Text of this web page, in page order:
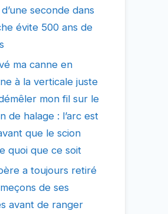
seconde dans
évite 500 ans de
ma canne en
à la verticale juste
mon fil sur le
de halage : l’arc est
que le scion
quoi que ce soit
a toujours retiré
de ses
avant de ranger